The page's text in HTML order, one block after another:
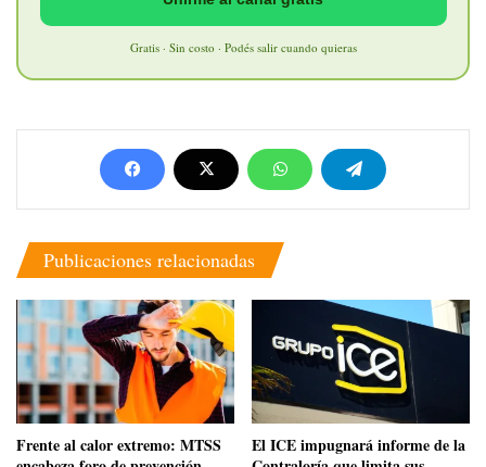
Gratis · Sin costo · Podés salir cuando quieras
Publicaciones relacionadas
Frente al calor extremo: MTSS
El ICE impugnará informe de la